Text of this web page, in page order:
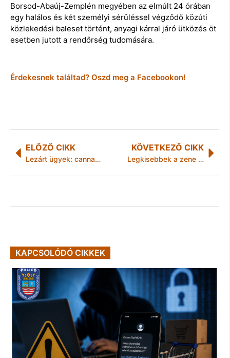
Borsod-Abaúj-Zemplén megyében az elmúlt 24 órában
egy halálos és két személyi sérüléssel végződő közúti
közlekedési baleset történt, anyagi kárral járó ütközés öt
esetben jutott a rendőrség tudomására.
Érdekesnek találtad? Oszd meg a Facebookon!
ELŐZŐ CIKK
Lezárt ügyek: cannabis kaland
KÖVETKEZŐ CIKK
Legkisebbek a zene birodalmában
KAPCSOLÓDÓ CIKKEK